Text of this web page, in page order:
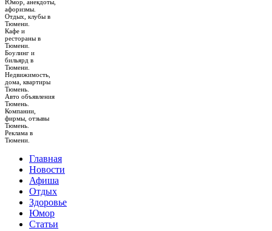
Юмор, анекдоты,
афоризмы.
Отдых, клубы в
Тюмени.
Кафе и
рестораны в
Тюмени.
Боулинг и
бильярд в
Тюмени.
Недвижимость,
дома, квартиры
Тюмень.
Авто объявления
Тюмень.
Компании,
фирмы, отзывы
Тюмень.
Реклама в
Тюмени.
Главная
Новости
Афиша
Отдых
Здоровье
Юмор
Статьи